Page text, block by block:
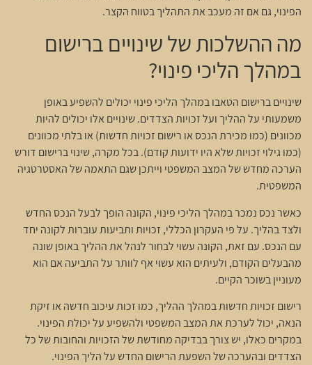
הפינוי, גם אם זה מעכב את התהליך בטווח הקצר.
מה ההשלכות של שינויים ברישום
במהלך הליכי פינוי?
שינויים ברישום הטאבו במהלך הליכי פינוי יכולים להשפיע באופן
משמעותי על ההליך ועל זכויות הצדדים. שינויים אלו יכולים להיות
מכוונים (כמו מכירת הנכס או רישום זכויות חדשות) או בלתי מכוונים
(כמו גילוי זכויות שלא היו ידועות קודם). בכל מקרה, שינוי ברישום דורש
הערכה מחדש של המצב המשפטי וייתכן שגם התאמה של האסטרטגיה
המשפטית.
כאשר נכס נמכר במהלך הליכי פינוי, הקונה הופך לבעל הנכס החדש
ולצד בהליך. על פי העקרון הכללי, זכויות ותביעות עוברות לקונה יחד
עם הנכס. עם זאת, הקונה עשוי לבחור לנהל את ההליך באופן שונה
מהבעלים הקודם, ולעיתים הוא עשוי אף לוותר על התביעה אם הוא
מעוניין בשוכר הקיים.
רישום זכויות חדשות במהלך ההליך, כמו זכות עיכוב חדשה או זיקת
הנאה, יכול לערכת את המצב המשפטי ולהשפיע על יכולת הפינוי.
במקרים כאלו, יש צורך בבדיקה מחודשת של הזכויות והחובות של כל
הצדדים ובהערכה של השפעת הרישום החדש על הליך הפינוי.